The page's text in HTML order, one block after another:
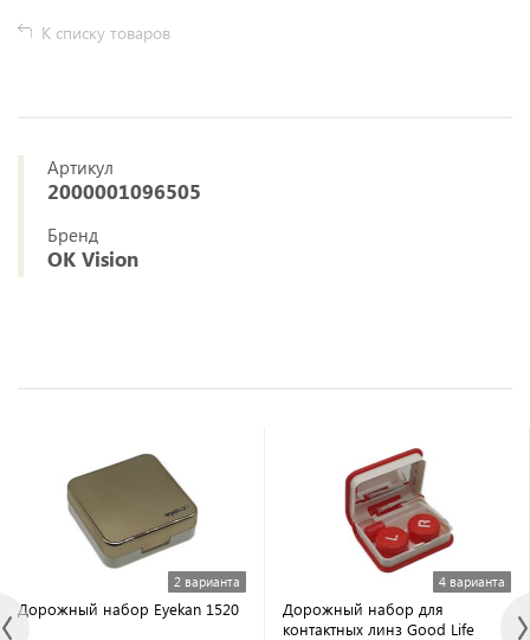
К списку товаров
Артикул
2000001096505
Бренд
OK Vision
2 варианта
Дорожный набор Eyekan 1520
4 варианта
Дорожный набор для
контактных линз Good Life